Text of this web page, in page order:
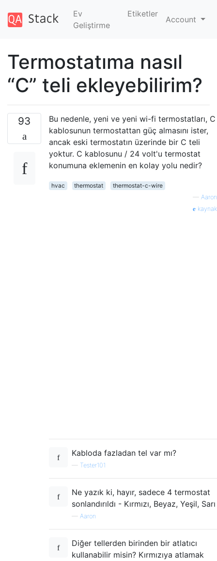
Ev
Geliştirme
Etiketler
Account
Termostatıma nasıl
“C” teli ekleyebilirim?
93
Bu nedenle, yeni ve yeni wi-fi termostatları, C
kablosunun termostattan güç almasını ister,
ancak eski termostatın üzerinde bir C teli
yoktur. C kablosunu / 24 volt'u termostat
konumuna eklemenin en kolay yolu nedir?
hvac thermostat
thermostat-c-wire
— Aaron
kaynak
Kabloda fazladan tel var mı?
— Tester101
Ne yazık ki, hayır, sadece 4 termostat
sonlandırıldı - Kırmızı, Beyaz, Yeşil, Sarı
— Aaron
Diğer tellerden birinden bir atlatıcı
kullanabilir misin? Kırmızıya atlamak